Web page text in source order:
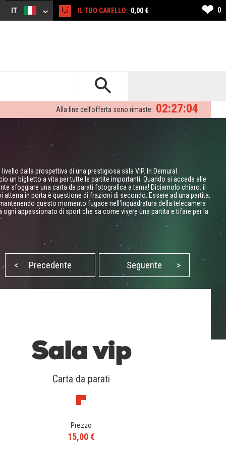
IT IL TUO CARELLO: 0,00 € ❤ 0
02:27:03
Alla fine dell’offerta sono rimaste:
dalla prospettiva di una prestigiosa sala VIP. In Demural
un biglietto a vita per tutte le partite importanti. Quando si accede alle
sfoggiare una carta da parati fotografica a tema! Diciamolo chiaro: il
in porta è questione di frazioni di secondo. Essere ad una partita,
questo momento fugace nell'inquadratura della telecamera
appassionato di sport che sa come vivere una partita e tifare per la
< Precedente Seguente >
Sala vip
Carta da parati
Prezzo
15,00 €